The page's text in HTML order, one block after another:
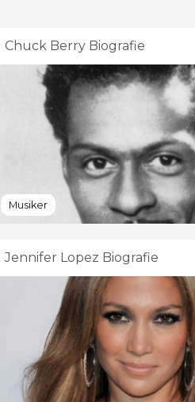
Chuck Berry Biografie
Musiker
Jennifer Lopez Biografie